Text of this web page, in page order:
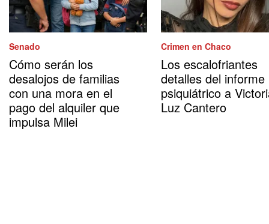
Senado
Cómo serán los
desalojos de familias
con una mora en el
pago del alquiler que
impulsa Milei
Crimen en Chaco
Los escalofriantes
detalles del informe
psiquiátrico a
Luz Cantero